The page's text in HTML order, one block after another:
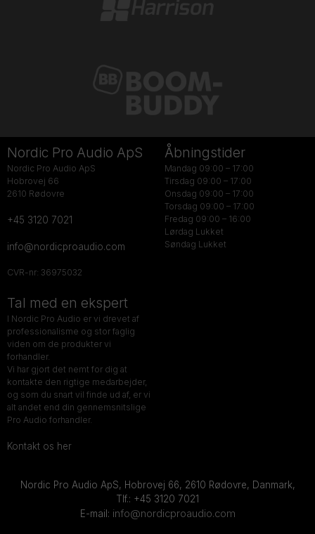
Nordic Pro Audio ApS
Nordic Pro Audio ApS
Hobrovej 66
2610 Rødovre
+45 3120 7021
info@nordicproaudio.com
CVR-nr: 36975032
Åbningstider
Mandag 09:00 – 17:00
Tirsdag 09:00 – 17:00
Onsdag 09:00 – 17:00
Torsdag 09:00 – 17:00
Fredag 09:00 – 16:00
Lørdag Lukket
Søndag Lukket
Tal med en ekspert
I Nordic Pro Audio er vi drevet af
professionalisme og stor faglig
viden om de produkter vi
forhandler.
Vi har gjort det nemt for dig at
kontakte den rigtige medarbejder,
og som du snart vil finde ud af, er vi
alt andet end din gennemsnitslige
Pro Audio forhandler.
Kontakt os her
Nordic Pro Audio ApS, Hobrovej 66, 2610 Rødovre, Danmark,
Tlf.: +45 3120 7021
E-mail: info@nordicproaudio.com